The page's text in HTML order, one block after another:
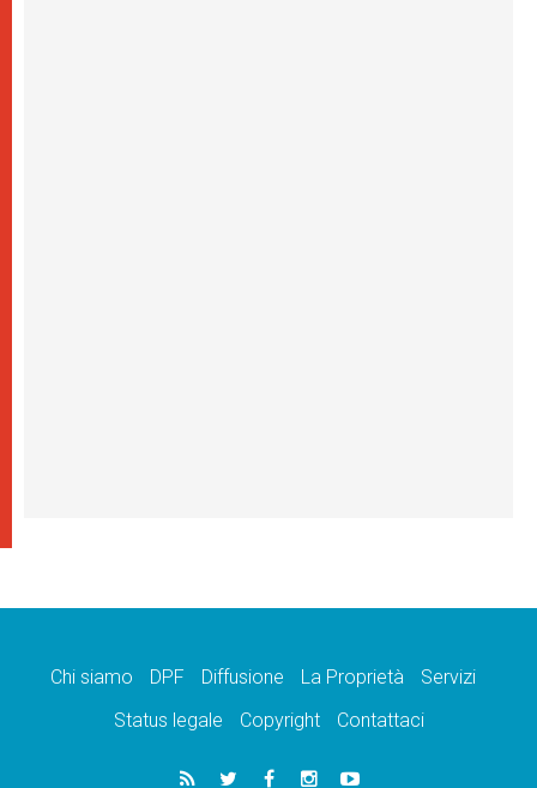
Chi siamo DPF Diffusione La Proprietà
Servizi
Status legale
Copyright Contattaci